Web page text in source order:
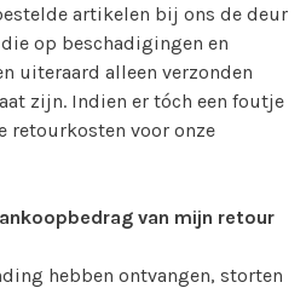
artikelen bij ons de deur
op beschadigingen en
uiteraard alleen verzonden
zijn. Indien er tóch een foutje
retourkosten voor onze
van mijn retour
hebben ontvangen, storten